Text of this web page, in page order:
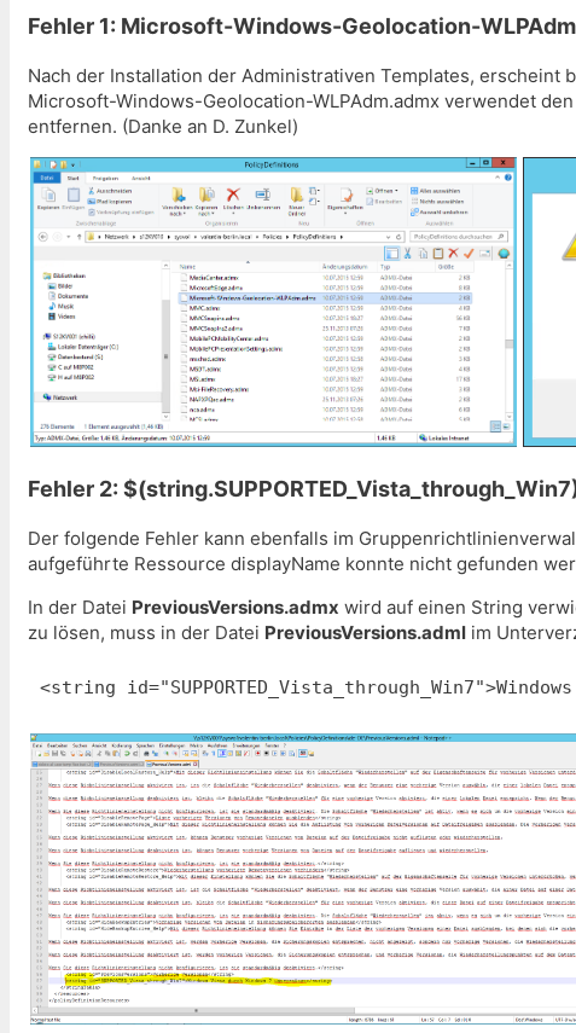
Fehler 1: Microsoft-Windows-Geolocation-
Nach der Installation der Administrativen Templates,
Microsoft-Windows-Geolocation-WLPAdm.admx verwendet
entfernen. (Danke an D. Zunkel)
Fehler 2:
Der folgende Fehler kann ebenfalls im
aufgeführte Ressource displayName konnte nicht gefunden
In der Datei PreviousVersions.admx wird auf einen String
zu lösen, muss in der Datei PreviousVersions.adml im
<string